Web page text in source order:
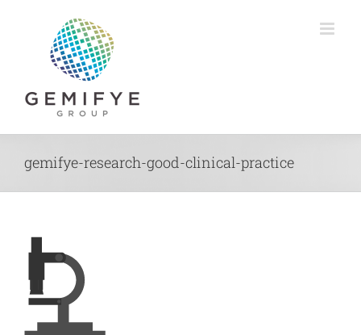
gemifye-research-good-clinical-practice